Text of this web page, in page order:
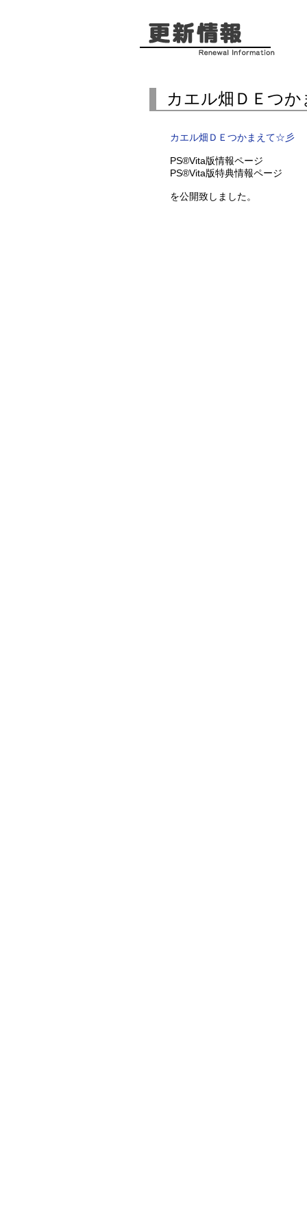
カエル畑ＤＥつ
カエル畑ＤＥつかまえて☆彡
PS®Vita版情報ページ
PS®Vita版特典情報ページ
を公開致しました。